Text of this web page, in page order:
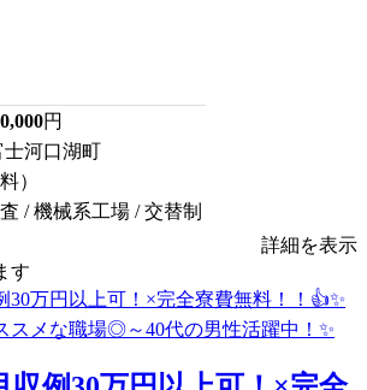
円
河口湖町
）
/ 機械系工場 / 交替制
詳細を表示
す